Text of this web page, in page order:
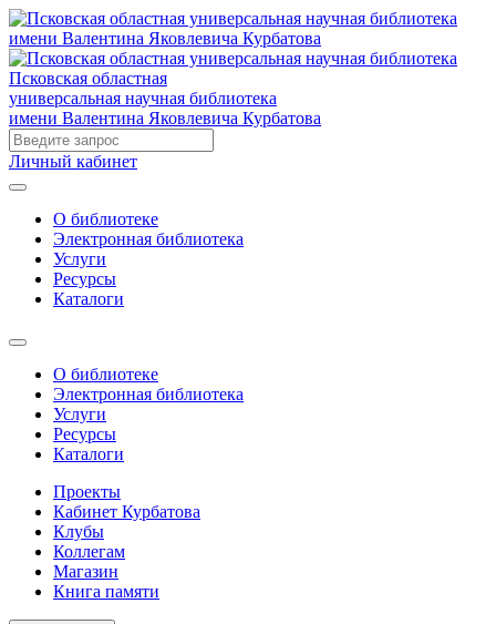
Псковская областная
универсальная научная библиотека
имени Валентина Яковлевича Курбатова
Личный кабинет
О библиотеке
Электронная библиотека
Услуги
Ресурсы
Каталоги
О библиотеке
Электронная библиотека
Услуги
Ресурсы
Каталоги
Проекты
Кабинет Курбатова
Клубы
Коллегам
Магазин
Книга памяти